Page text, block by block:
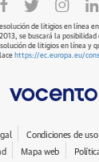
de litigios en línea
se buscará la posibilidad
de litigios en línea y
https://ec.europa.eu/
Condiciones de uso
Mapa web